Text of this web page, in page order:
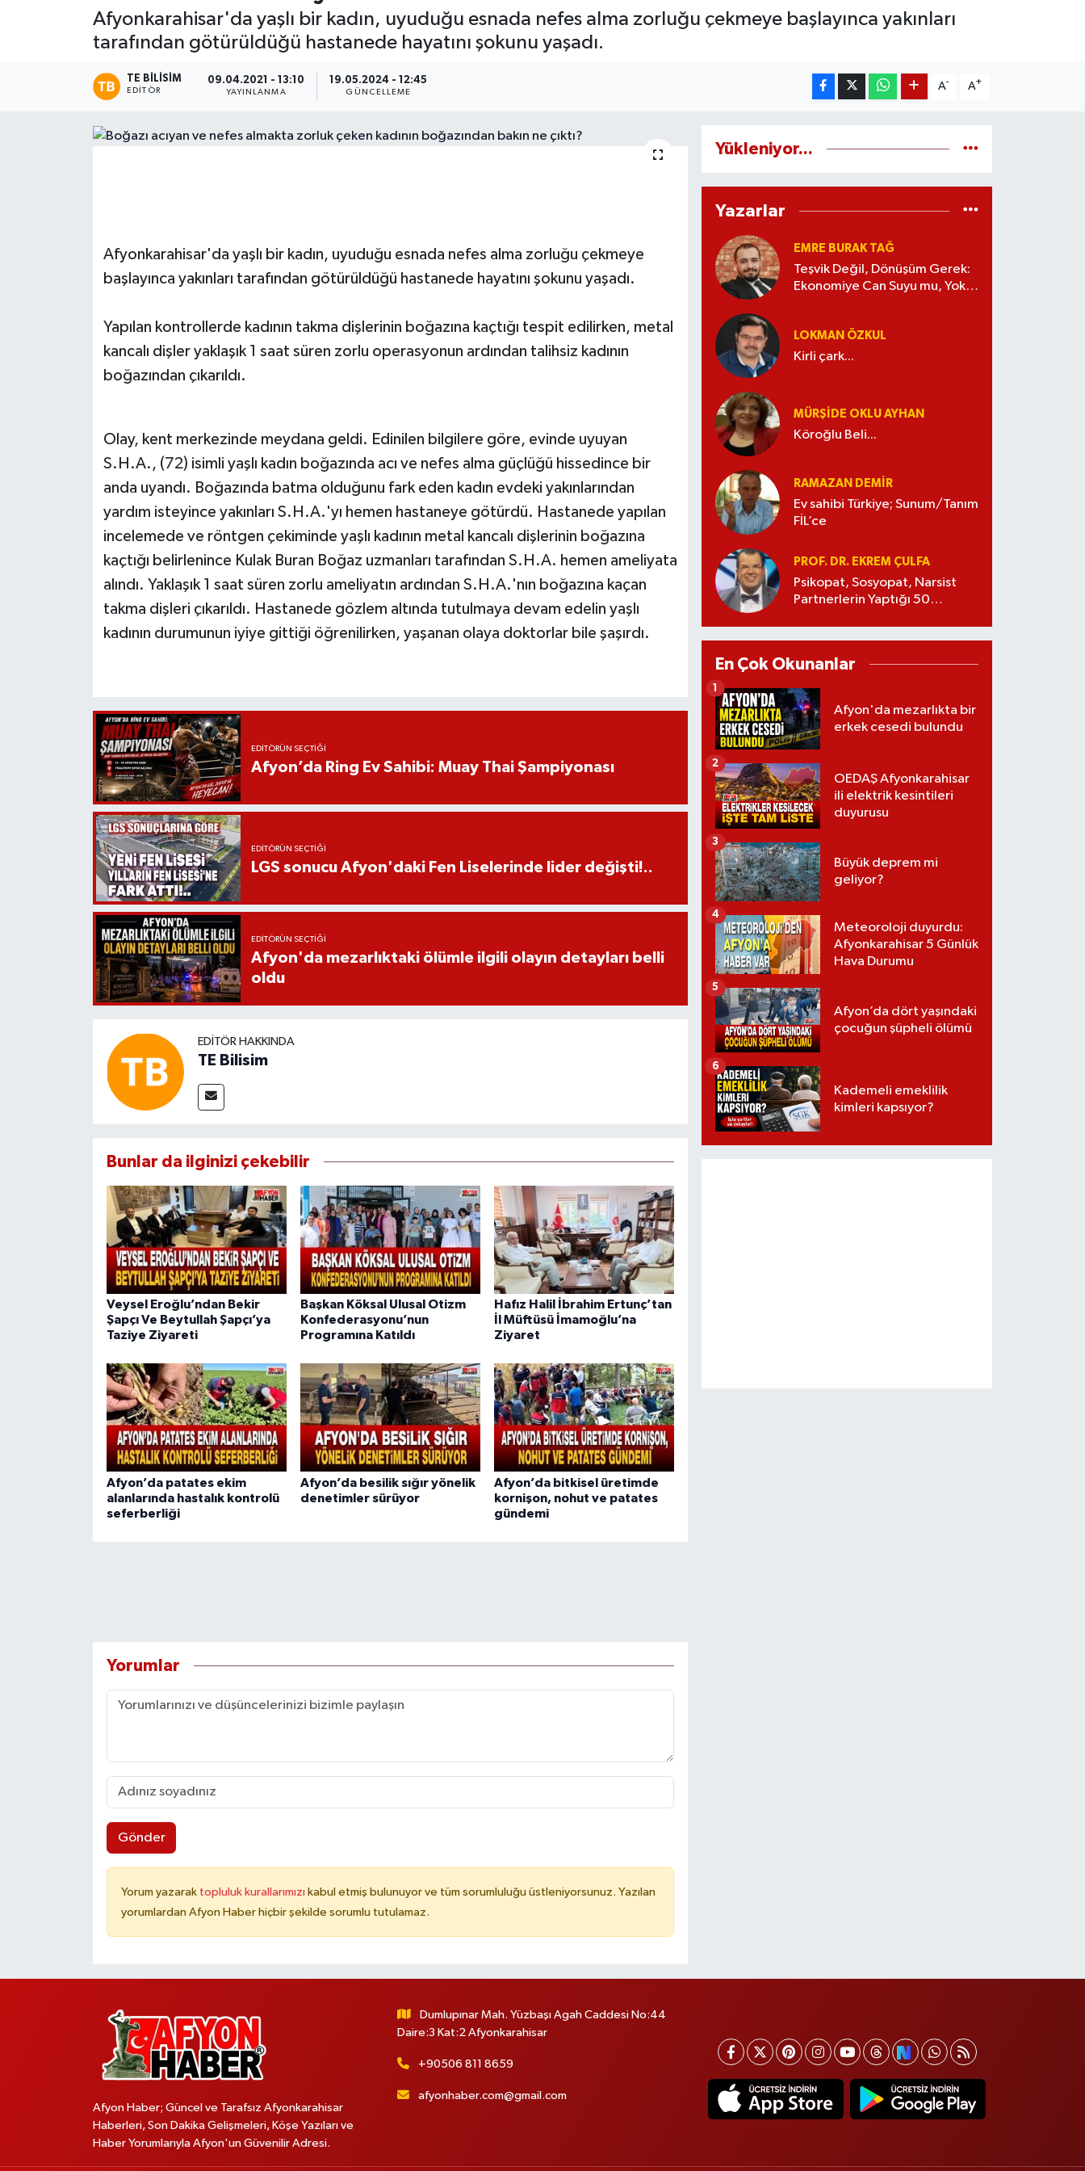
Afyonkarahisar'da yaşlı bir kadın, uyuduğu esnada nefes alma zorluğu çekmeye başlayınca yakınları
tarafından götürüldüğü hastanede hayatını şokunu yaşadı.
TE BILISIM
EDITÖR
09.04.2021 - 13:10
YAYINLANMA
19.05.2024 - 12:45
GÜNCELLEME
A- A+
Afyonkarahisar'da yaşlı bir kadın, uyuduğu esnada nefes alma zorluğu çekmeye
başlayınca yakınları tarafından götürüldüğü hastanede hayatını şokunu yaşadı.
Yapılan kontrollerde kadının takma dişlerinin boğazına kaçtığı tespit edilirken, metal
kancalı dişler yaklaşık 1 saat süren zorlu operasyonun ardından talihsiz kadının
boğazından çıkarıldı.
Olay, kent merkezinde meydana geldi. Edinilen bilgilere göre, evinde uyuyan
S.H.A., (72) isimli yaşlı kadın boğazında acı ve nefes alma güçlüğü hissedince bir
anda uyandı. Boğazında batma olduğunu fark eden kadın evdeki yakınlarından
yardım isteyince yakınları S.H.A.'yı hemen hastaneye götürdü. Hastanede yapılan
incelemede ve röntgen çekiminde yaşlı kadının metal kancalı dişlerinin boğazına
kaçtığı belirlenince Kulak Buran Boğaz uzmanları tarafından S.H.A. hemen ameliyata
alındı. Yaklaşık 1 saat süren zorlu ameliyatın ardından S.H.A.'nın boğazına kaçan
takma dişleri çıkarıldı. Hastanede gözlem altında tutulmaya devam edelin yaşlı
kadının durumunun iyiye gittiği öğrenilirken, yaşanan olaya doktorlar bile şaşırdı.
EDITÖRÜN SEÇTIĞI
Afyon’da Ring Ev Sahibi: Muay Thai Şampiyonası
EDITÖRÜN SEÇTIĞI
LGS sonucu Afyon'daki Fen Liselerinde lider değişti!..
EDITÖRÜN SEÇTIĞI
Afyon'da mezarlıktaki ölümle ilgili olayın detayları belli
oldu
EDITÖR HAKKINDA
TE Bilisim
Bunlar da ilginizi çekebilir
Veysel Eroğlu’ndan Bekir
Şapçı Ve Beytullah Şapçı’ya
Taziye Ziyareti
Başkan Köksal Ulusal Otizm
Konfederasyonu’nun
Programına Katıldı
Hafız Halil İbrahim Ertunç’tan
İl Müftüsü İmamoğlu’na
Ziyaret
Afyon’da patates ekim
alanlarında hastalık kontrolü
seferberliği
Afyon’da besilik sığır yönelik
denetimler sürüyor
Afyon’da bitkisel üretimde
kornişon, nohut ve patates
gündemi
Yorumlar
Gönder
Yorum yazarak topluluk kurallarımızı kabul etmiş bulunuyor ve tüm sorumluluğu üstleniyorsunuz. Yazılan
yorumlardan Afyon Haber hiçbir şekilde sorumlu tutulamaz.
Yükleniyor...
Yazarlar
EMRE BURAK TAĞ
Teşvik Değil, Dönüşüm Gerek:
Ekonomiye Can Suyu mu, Yoksa
LOKMAN ÖZKUL
Kirli çark...
MÜRŞIDE OKLU AYHAN
Köroğlu Beli...
RAMAZAN DEMİR
Ev sahibi Türkiye; Sunum/Tanım
FİL’ce
PROF. DR. EKREM ÇULFA
Psikopat, Sosyopat, Narsist
Partnerlerin Yaptığı 50
En Çok Okunanlar
Afyon'da mezarlıkta bir
erkek cesedi bulundu
1
OEDAŞ Afyonkarahisar
ili elektrik kesintileri
duyurusu
2
Büyük deprem mi
geliyor?
3
Meteoroloji duyurdu:
Afyonkarahisar 5 Günlük
Hava Durumu
4
Afyon’da dört yaşındaki
çocuğun şüpheli ölümü
5
Kademeli emeklilik
kimleri kapsıyor?
6
Afyon Haber; Güncel ve Tarafsız Afyonkarahisar
Haberleri, Son Dakika Gelişmeleri, Köşe Yazıları ve
Haber Yorumlarıyla Afyon'un Güvenilir Adresi.
Dumlupınar Mah. Yüzbaşı Agah Caddesi No:44
Daire:3 Kat:2 Afyonkarahisar
+90506 811 8659
afyonhaber.com@gmail.com
Magazin
Etkinlikler